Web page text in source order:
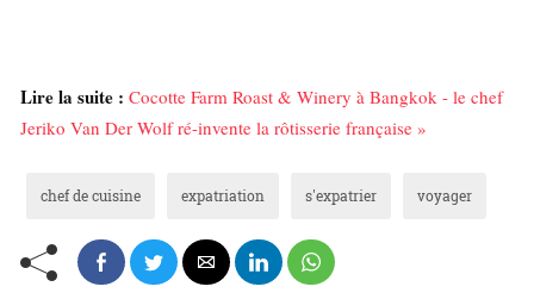
Lire la suite : Cocotte Farm Roast & Winery à Bangkok - le chef
Jeriko Van Der Wolf ré-invente la rôtisserie française »
chef de cuisine expatriation s'expatrier voyager